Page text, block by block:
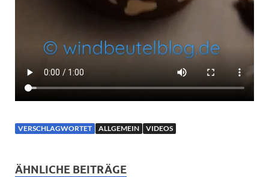
VERSCHLAGWORTET ALLGEMEIN VIDEOS
ÄHNLICHE BEITRÄGE